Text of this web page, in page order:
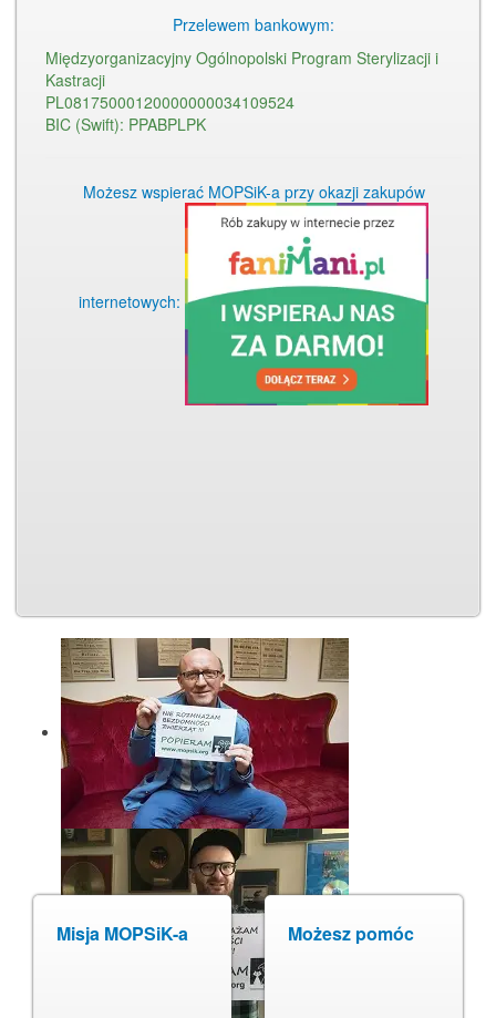
Przelewem bankowym:
Międzyorganizacyjny Ogólnopolski Program Sterylizacji i
Kastracji
PL08175000120000000034109524
BIC (Swift): PPABPLPK
Możesz wspierać MOPSiK-a przy okazji zakupów
internetowych:
Misja MOPSiK-a Możesz pomóc